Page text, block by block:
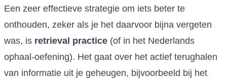
Een zeer effectieve strategie om iets beter te
onthouden, zeker als je het daarvoor bijna vergeten
was, is retrieval practice (of in het Nederlands
ophaal-oefening). Het gaat over het actief terughalen
van informatie uit je geheugen, bijvoorbeeld bij het